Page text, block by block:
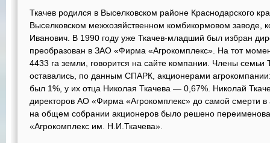
Ткачев родился в Выселковском районе Краснодарского
Выселковском межхозяйственном комбикормовом заводе,
Иванович. В 1990 году уже Ткачев-младший был избран
преобразован в ЗАО «Фирма «Агрокомплекс». На тот
4433 га земли, говорится на сайте компании. Члены семьи
оставались, по данным СПАРК, акционерами
был 1%, у их отца Николая Ткачева — 0,67%. Николай
директоров АО «Фирма «Агрокомплекс» до самой смерти в
на общем собрании акционеров было решено
«Агрокомплекс им. Н.И.Ткачева».